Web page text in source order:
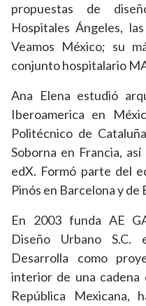
propuestas de
Hospitales Ángeles,
Veamos México; su
conjunto hospitalario
Ana Elena estudió
Iberoamerica en
Politécnico de
Soborna en Francia,
edX. Formó parte del
Pinós en Barcelona y
En 2003 funda AE
Diseño Urbano
Desarrolla como
interior de una cadena
República Mexicana,